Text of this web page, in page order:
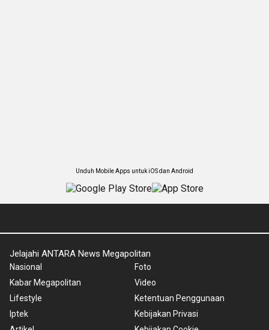
Unduh Mobile Apps untuk iOS dan Android
Jelajahi ANTARA News Megapolitan
Nasional
Kabar Megapolitan
Lifestyle
Iptek
Foto
Video
Ketentuan Penggunaan
Kebijakan Privasi